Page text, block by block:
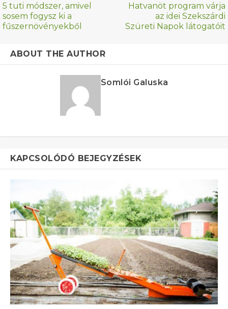
5 tuti módszer, amivel
sosem fogysz ki a
fűszernövényekből
Hatvanöt program várja
az idei Szekszárdi
Szüreti Napok látogatóit
ABOUT THE AUTHOR
Somlói Galuska
KAPCSOLÓDÓ BEJEGYZÉSEK